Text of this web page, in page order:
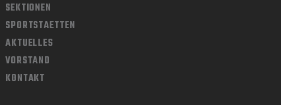
SEKTIONEN
SPORTSTAETTEN
AKTUELLES
VORSTAND
KONTAKT